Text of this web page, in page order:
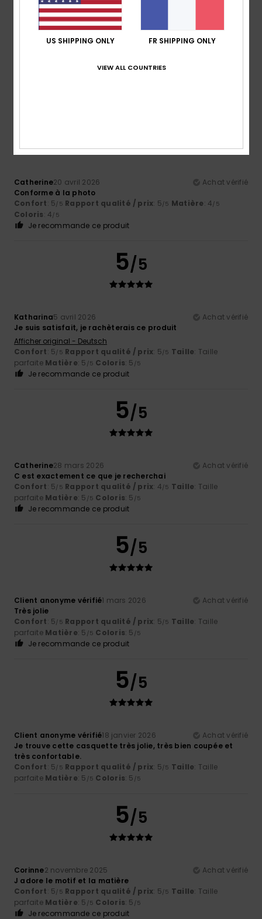
Toujours un grand oui aux casquettes Roxy modèle trucker
Catherine20 avril 2026
Achat vérifié
Conforme à la photo
Confort: 5/5 Rapport qualité / prix: 5/5 Matière: 4/5
Coloris: 4/5
Je recommande ce produit
5/5
Katharina5 avril 2026
Achat vérifié
Je suis satisfait, je rachèterais ce produit
Afficher original - Deutsch
Confort: 5/5 Rapport qualité / prix: 5/5 Taille: Taille
parfaite Matière: 5 /5 Coloris: 5 /5
Je recommande ce produit
5/5
Catherine28 mars 2026
Achat vérifié
C est exactement ce que je recherchai
Confort: 5/5 Rapport qualité / prix: 4/5 Taille: Taille
parfaite Matière: 5 /5 Coloris: 5 /5
Je recommande ce produit
5/5
Client anonyme vérifié1 mars 2026
Achat vérifié
Très jolie
Confort: 5/5 Rapport qualité / prix: 5/5 Taille: Taille
parfaite Matière: 5 /5 Coloris: 5 /5
Je recommande ce produit
5/5
Client anonyme vérifié18 janvier 2026
Achat vérifié
Je trouve cette casquette très jolie, très bien coupée et
très confortable.
Confort: 5/5 Rapport qualité / prix: 5/5 Taille: Taille
parfaite Matière: 5 /5 Coloris: 5 /5
5/5
Corinne2 novembre 2025
Achat vérifié
J adore le motif et la matière
Confort: 5/5 Rapport qualité / prix: 5/5 Taille: Taille
parfaite Matière: 5 /5 Coloris: 5 /5
Je recommande ce produit
US SHIPPING ONLY FR SHIPPING ONLY
VIEW ALL COUNTRIES